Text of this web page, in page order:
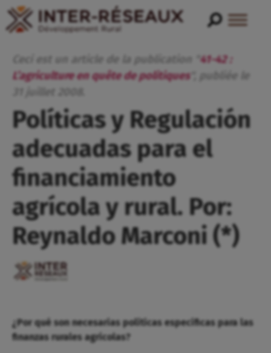
Ceci est un article de la publication " 41-42 :
L’agriculture en quête de politiques", publiée
le
juillet
Políticas y Regulación
adecuadas para el
financiamiento
agrícola y rural. Por:
Reynaldo Marconi (*)
¿Por qué son necesarias políticas específicas para las
finanzas rurales agrícolas?